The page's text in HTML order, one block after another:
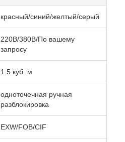
красный/синий/желтый/серый
220В/380В/По вашему
запросу
1.5 куб. м
одноточечная ручная
разблокировка
EXW/FOB/CIF